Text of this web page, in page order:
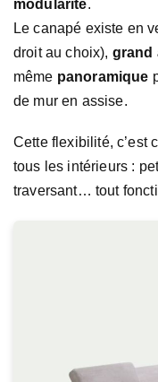
modularité.
Le canapé existe en
droit au choix), grand
même panoramique
de mur en assise.
Cette flexibilité, c’est
tous les intérieurs :
traversant… tout